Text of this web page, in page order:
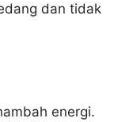
dan tidak
energi.